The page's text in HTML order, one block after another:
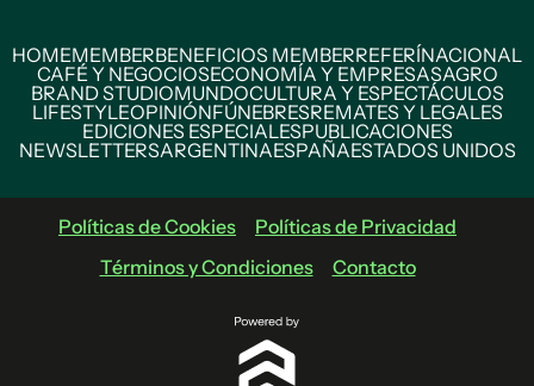
HOMEMEMBERBENEFICIOS MEMBERREFERÍNACIONAL
CAFÉ Y NEGOCIOSECONOMÍA Y EMPRESASAGRO
BRAND STUDIOMUNDOCULTURA Y ESPECTÁCULOS
LIFESTYLEOPINIÓNFÚNEBRESREMATES Y LEGALES
EDICIONES ESPECIALESPUBLICACIONES
NEWSLETTERSARGENTINAESPAÑAESTADOS UNIDOS
Políticas de Cookies
Políticas de Privacidad
Términos y Condiciones
Contacto